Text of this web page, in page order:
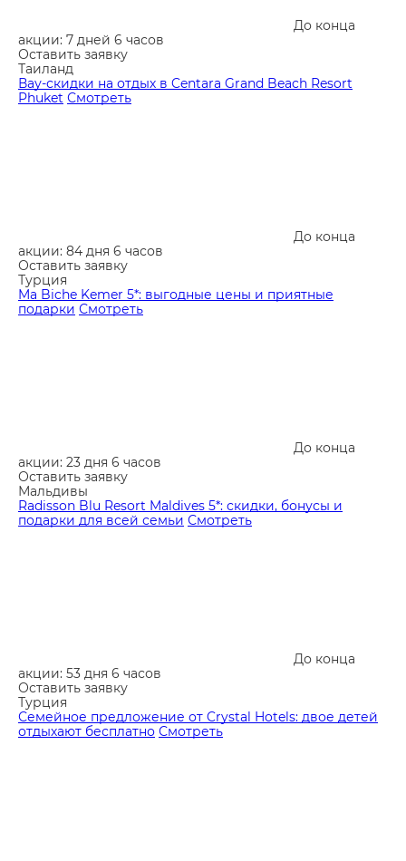
До конца
акции: 7 дней 6 часов
Оставить заявку
Таиланд
Вау-скидки на отдых в Centara Grand Beach Resort
Phuket Смотреть
До конца
акции: 84 дня 6 часов
Оставить заявку
Турция
Ma Biche Kemer 5*: выгодные цены и приятные
подарки Смотреть
До конца
акции: 23 дня 6 часов
Оставить заявку
Мальдивы
Radisson Blu Resort Maldives 5*: скидки, бонусы и
подарки для всей семьи Смотреть
До конца
акции: 53 дня 6 часов
Оставить заявку
Турция
Семейное предложение от Crystal Hotels: двое детей
отдыхают бесплатно Смотреть